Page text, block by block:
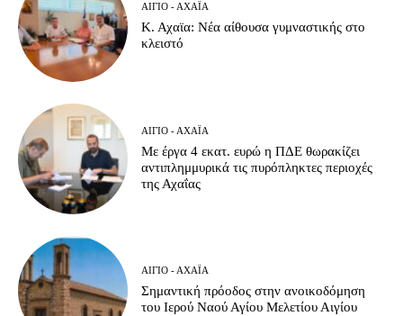
ΑΊΓΙΟ - ΑΧΑΪ́Α
Κ. Αχαϊα: Νέα αίθουσα γυμναστικής στο
κλειστό
ΑΊΓΙΟ - ΑΧΑΪ́Α
Με έργα 4 εκατ. ευρώ η ΠΔΕ θωρακίζει
αντιπλημμυρικά τις πυρόπληκτες περιοχές
της Αχαΐας
ΑΊΓΙΟ - ΑΧΑΪ́Α
Σημαντική πρόοδος στην ανοικοδόμηση
του Ιερού Ναού Αγίου Μελετίου Αιγίου